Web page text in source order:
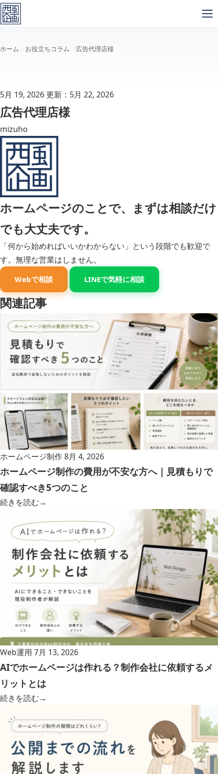
メインコンテンツへスキップ
ホーム お役立ちコラム 広告代理店様
5月 19, 2026更新：5月 22, 2026
広告代理店様
mizuho
ホームページのことで、まずは相談だけ
でも大丈夫です。
「何から始めればいいかわからない」という段階でも歓迎で
す。無理な営業はしません。
Webで相談 LINEで気軽に相談
関連記事
ホームページ制作8月 4, 2026
ホームページ制作の費用が不安な方へ｜見積もりで
確認すべき5つのこと
続きを読む→
Web運用 7月 13, 2026
AIでホームページは作れる？制作会社に依頼するメ
リットとは
続きを読む→